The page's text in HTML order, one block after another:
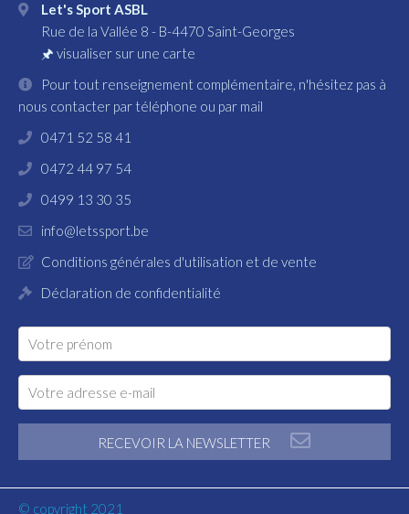
Let's Sport ASBL
Rue de la Vallée 8 - B-4470 Saint-Georges
🖈 visualiser sur une carte
Pour tout renseignement complémentaire, n'hésitez pas à
nous contacter par téléphone ou par mail
0471 52 58 41
0472 44 97 54
0499 13 30 35
info@letssport.be
Conditions générales d'utilisation et de vente
Déclaration de confidentialité
RECEVOIR LA NEWSLETTER
© copyright 2021